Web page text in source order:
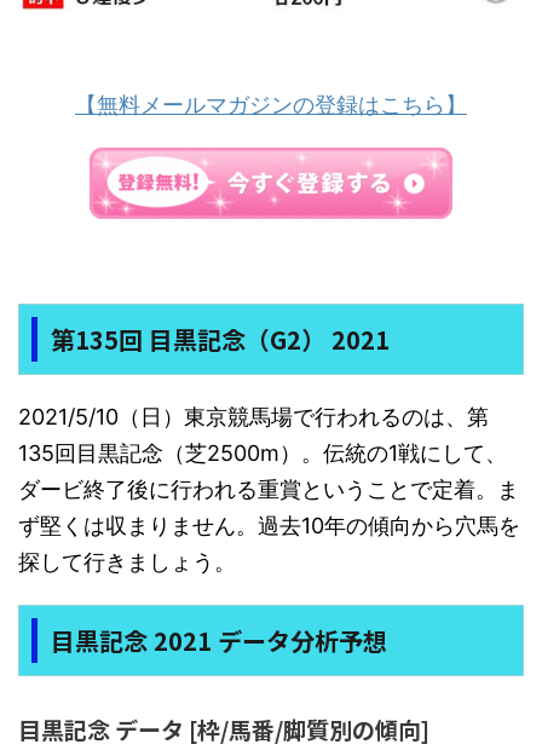
【無料メールマガジンの登録はこちら】
第135回 目黒記念（G2） 2021
2021/5/10（日）東京競馬場で行われるのは、第
135回目黒記念（芝2500m）。伝統の1戦にして、
ダービ終了後に行われる重賞ということで定着。ま
ず堅くは収まりません。過去10年の傾向から穴馬を
探して行きましょう。
目黒記念 2021 データ分析予想
目黒記念 データ [枠/馬番/脚質別の傾向]